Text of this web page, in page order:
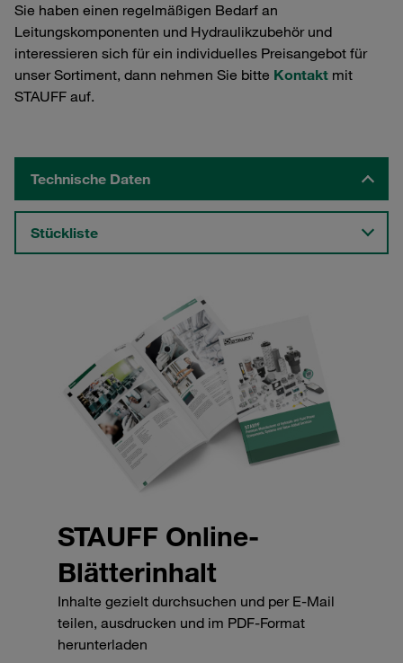
Sie haben einen regelmäßigen Bedarf an
Leitungskomponenten und Hydraulikzubehör und
interessieren sich für ein individuelles Preisangebot für
unser Sortiment, dann nehmen Sie bitte Kontakt mit
STAUFF auf.
Technische Daten
Stückliste
STAUFF Online-
Blätterinhalt
Inhalte gezielt durchsuchen und per E-Mail
teilen, ausdrucken und im PDF-Format
herunterladen